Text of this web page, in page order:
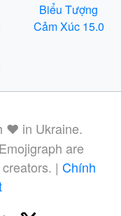
Biểu Tượng
Cảm Xúc 15.0
❤️ in Ukraine.
are
| Chính